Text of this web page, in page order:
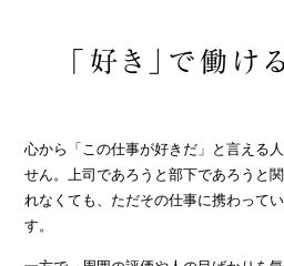
「好き」で働け
心から「この仕事が好きだ」と言える
せん。上司であろうと部下であろうと
れなくても、ただその仕事に携わって
す。